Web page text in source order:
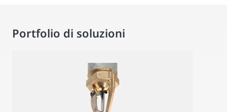
Portfolio di soluzioni